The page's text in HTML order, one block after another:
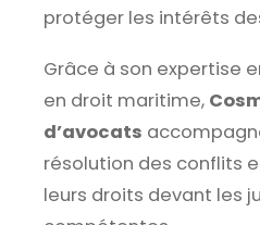
protéger les intérêts
Grâce à son expertise
en droit maritime,
d’avocats
résolution des conflits
leurs droits devant les